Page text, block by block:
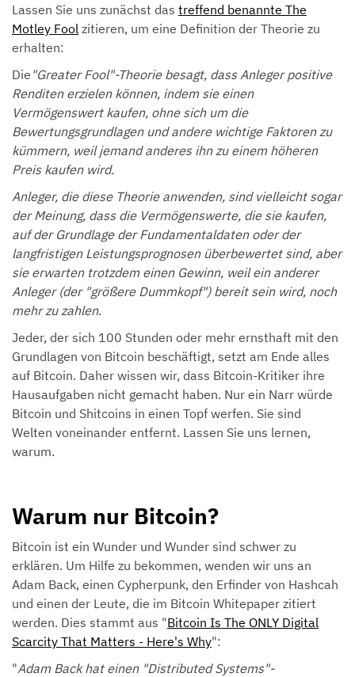
Lassen Sie uns zunächst das treffend benannte The
Motley Fool zitieren, um eine Definition der Theorie zu
erhalten:
Die "Greater Fool"-Theorie besagt, dass Anleger positive
Renditen erzielen können, indem sie einen
Vermögenswert kaufen, ohne sich um die
Bewertungsgrundlagen und andere wichtige Faktoren zu
kümmern, weil jemand anderes ihn zu einem höheren
Preis kaufen wird.
Anleger, die diese Theorie anwenden, sind vielleicht sogar
der Meinung, dass die Vermögenswerte, die sie kaufen,
auf der Grundlage der Fundamentaldaten oder der
langfristigen Leistungsprognosen überbewertet sind, aber
sie erwarten trotzdem einen Gewinn, weil ein anderer
Anleger (der "größere Dummkopf") bereit sein wird, noch
mehr zu zahlen.
Jeder, der sich 100 Stunden oder mehr ernsthaft mit den
Grundlagen von Bitcoin beschäftigt, setzt am Ende alles
auf Bitcoin. Daher wissen wir, dass Bitcoin-Kritiker ihre
Hausaufgaben nicht gemacht haben. Nur ein Narr würde
Bitcoin und Shitcoins in einen Topf werfen. Sie sind
Welten voneinander entfernt. Lassen Sie uns lernen,
warum.
Warum nur Bitcoin?
Bitcoin ist ein Wunder und Wunder sind schwer zu
erklären. Um Hilfe zu bekommen, wenden wir uns an
Adam Back, einen Cypherpunk, den Erfinder von Hashcah
und einen der Leute, die im Bitcoin Whitepaper zitiert
werden. Dies stammt aus "Bitcoin Is The ONLY Digital
Scarcity That Matters - Here's Why":
"Adam Back hat einen "Distributed Systems"-